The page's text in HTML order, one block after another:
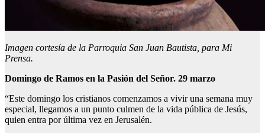
Imagen cortesía de la Parroquia San Juan Bautista, para Mi
Prensa.
Domingo de Ramos en la Pasión del Señor. 29 marzo
“Este domingo los cristianos comenzamos a vivir una semana muy
especial, llegamos a un punto culmen de la vida pública de Jesús,
quien entra por última vez en Jerusalén.